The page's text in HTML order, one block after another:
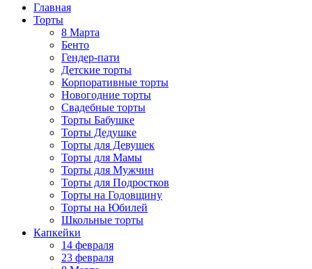
Главная
Торты
8 Марта
Бенто
Гендер-пати
Детские торты
Корпоративные торты
Новогодние торты
Свадебные торты
Торты Бабушке
Торты Дедушке
Торты для Девушек
Торты для Мамы
Торты для Мужчин
Торты для Подростков
Торты на Годовщину
Торты на Юбилей
Школьные торты
Капкейки
14 февраля
23 февраля